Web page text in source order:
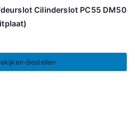
Cilinderslot PC55 DM50
Bestellen